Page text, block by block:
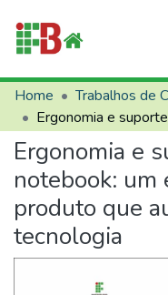
Communities &
All of RIIFB
Manuals and Terms
Statistics
About RIIFB
Help
Home
Ergonomia e
notebook: um
produto que
tecnologia